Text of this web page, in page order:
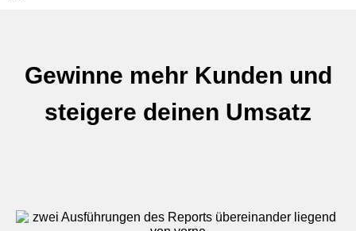
Gewinne mehr Kunden und
steigere deinen Umsatz